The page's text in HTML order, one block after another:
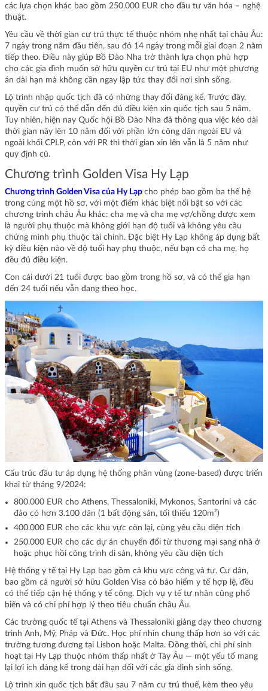
các lựa chọn khác bao gồm 250.000 EUR cho đầu tư văn hóa – nghệ
thuật.
Yêu cầu về thời gian cư trú thực tế thuộc nhóm nhẹ nhất tại châu Âu:
7 ngày trong năm đầu tiên, sau đó 14 ngày trong mỗi giai đoạn 2 năm
tiếp theo. Điều này giúp Bồ Đào Nha trở thành lựa chọn phù hợp
cho các gia đình muốn sở hữu quyền cư trú tại EU như một phương
án dài hạn mà không cần ngay lập tức thay đổi nơi sinh sống.
Lộ trình nhập quốc tịch đã có những thay đổi đáng kể. Trước đây,
quyền cư trú có thể dẫn đến đủ điều kiện xin quốc tịch sau 5 năm.
Tuy nhiên, hiện nay Quốc hội Bồ Đào Nha đã thông qua việc kéo dài
thời gian này lên 10 năm đối với phần lớn công dân ngoài EU và
ngoài khối CPLP, còn với PR thì thời gian xin lên vẫn là 5 năm như
quy định cũ.
Chương trình Golden Visa Hy Lạp
Chương trình Golden Visa của Hy Lạp cho phép bao gồm ba thế hệ
trong cùng một hồ sơ, với một điểm khác biệt nổi bật so với các
chương trình châu Âu khác: cha mẹ và cha mẹ vợ/chồng được xem
là người phụ thuộc mà không giới hạn độ tuổi và không yêu cầu
chứng minh phụ thuộc tài chính. Đặc biệt Hy Lạp không áp dụng bất
kỳ điều kiện nào về độ tuổi hay phụ thuộc, nếu bạn có cha mẹ, họ
đều đủ điều kiện.
Con cái dưới 21 tuổi được bao gồm trong hồ sơ, và có thể gia hạn
đến 24 tuổi nếu vẫn đang theo học.
Cấu trúc đầu tư áp dụng hệ thống phân vùng (zone-based) được triển
khai từ tháng 9/2024:
800.000 EUR cho Athens, Thessaloniki, Mykonos, Santorini và các
đảo có hơn 3.100 dân (1 bất động sản, tối thiểu 120m²)
400.000 EUR cho các khu vực còn lại, cùng yêu cầu diện tích
250.000 EUR cho các dự án chuyển đổi từ thương mại sang nhà ở
hoặc phục hồi công trình di sản, không yêu cầu diện tích
Hệ thống y tế tại Hy Lạp bao gồm cả khu vực công và tư. Cư dân,
bao gồm cả người sở hữu Golden Visa có bảo hiểm y tế hợp lệ, đều
có thể tiếp cận hệ thống y tế công. Dịch vụ y tế tư nhân cũng phổ
biến và có chi phí hợp lý theo tiêu chuẩn châu Âu.
Các trường quốc tế tại Athens và Thessaloniki giảng dạy theo chương
trình Anh, Mỹ, Pháp và Đức. Học phí nhìn chung thấp hơn so với các
trường tương đương tại Lisbon hoặc Malta. Đồng thời, chi phí sinh
hoạt tại Hy Lạp thuộc nhóm thấp nhất ở Tây Âu — một yếu tố mang
lại lợi ích đáng kể trong dài hạn đối với các gia đình sinh sống.
Lộ trình xin quốc tịch bắt đầu sau 7 năm cư trú thuế, kèm theo yêu